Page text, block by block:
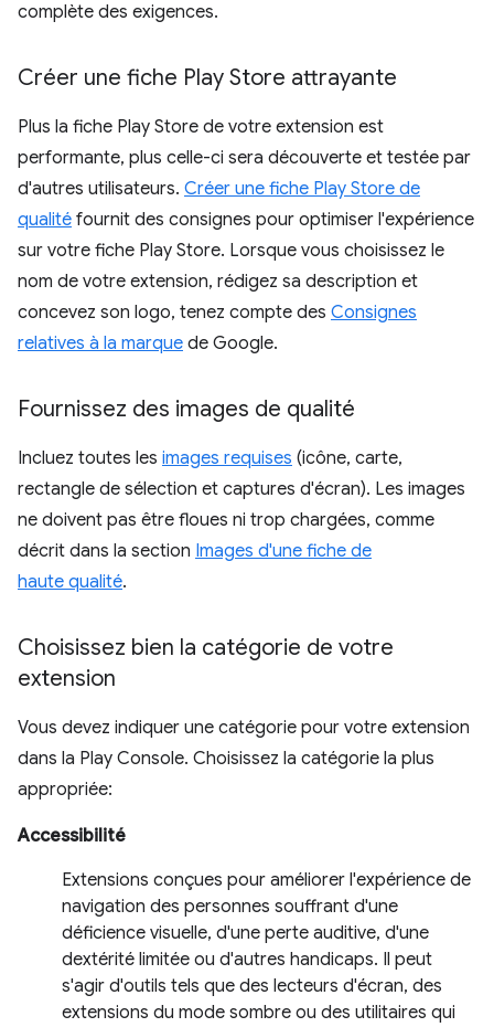
complète des exigences.
Créer une fiche Play Store attrayante
Plus la fiche Play Store de votre extension est
performante, plus celle-ci sera découverte et testée par
d'autres utilisateurs. Créer une fiche Play Store de
qualité fournit des consignes pour optimiser l'expérience
sur votre fiche Play Store. Lorsque vous choisissez le
nom de votre extension, rédigez sa description et
concevez son logo, tenez compte des Consignes
relatives à la marque de Google.
Fournissez des images de qualité
Incluez toutes les images requises (icône, carte,
rectangle de sélection et captures d'écran). Les images
ne doivent pas être floues ni trop chargées, comme
décrit dans la section Images d'une fiche de
haute qualité.
Choisissez bien la catégorie de votre
extension
Vous devez indiquer une catégorie pour votre extension
dans la Play Console. Choisissez la catégorie la plus
appropriée:
Accessibilité
Extensions conçues pour améliorer l'expérience de
navigation des personnes souffrant d'une
déficience visuelle, d'une perte auditive, d'une
dextérité limitée ou d'autres handicaps. Il peut
s'agir d'outils tels que des lecteurs d'écran, des
extensions du mode sombre ou des utilitaires qui